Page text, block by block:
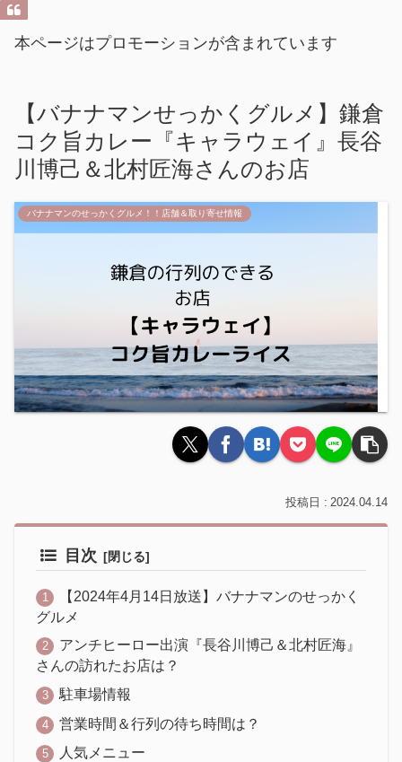
本ページはプロモーションが含まれています
【バナナマンせっかくグルメ】鎌倉
コク旨カレー『キャラウェイ』長谷
川博己＆北村匠海さんのお店
バナナマンのせっかくグルメ！！店舗＆取り寄せ情報
2024.04.14
目次
【2024年4月14日放送】バナナマンのせっかく
グルメ
アンチヒーロー出演『長谷川博己＆北村匠海』
さんの訪れたお店は？
駐車場情報
営業時間＆行列の待ち時間は？
人気メニュー